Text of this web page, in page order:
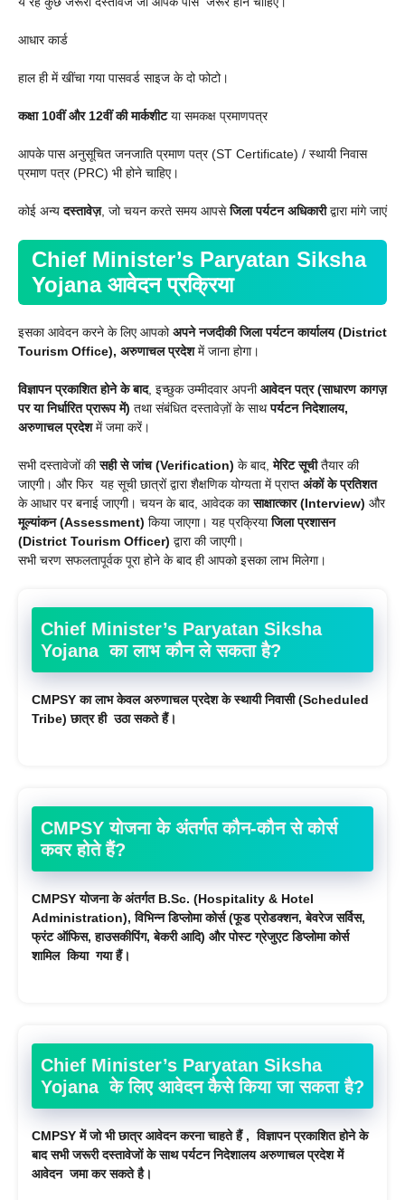
आधार कार्ड
हाल ही में खींचा गया पासवर्ड साइज के दो फोटो।
कक्षा 10वीं और 12वीं की मार्कशीटया समकक्ष प्रमाणपत्र
आपके पास अनुसूचित जनजाति प्रमाण पत्र (ST Certificate) / स्थायी निवास
प्रमाण पत्र (PRC) भी होने चाहिए।
कोई अन्यदस्तावेज़, जो चयन करते समय आपसेजिला पर्यटन अधिकारीद्वारा मांगे जाएं
Chief Minister’s Paryatan Siksha
Yojana आवेदन प्रक्रिया
इसका आवेदन करने के लिए आपकोअपने नजदीकी जिला पर्यटन कार्यालय (District
Tourism Office), अरुणाचल प्रदेशमें जाना होगा।
विज्ञापन प्रकाशित होने के बाद, इच्छुक उम्मीदवार अपनीआवेदन पत्र (साधारण कागज़
पर या निर्धारित प्रारूप में) तथा संबंधित दस्तावेज़ों के साथपर्यटन निदेशालय,
अरुणाचल प्रदेशमें जमा करें।
सभी दस्तावेजों कीसही से जांच (Verification) के बाद,मेरिट सूचीतैयार की
जाएगी। और फिर यह सूची छात्रों द्वारा शैक्षणिक योग्यता में प्राप्त अंकों के प्रतिशत
के आधार पर बनाई जाएगी। चयन के बाद, आवेदक कासाक्षात्कार (Interview) और
मूल्यांकन (Assessment) किया जाएगा। यह प्रक्रियाजिला प्रशासन
(District Tourism Officer) द्वारा की जाएगी।
सभी चरण सफलतापूर्वक पूरा होने के बाद ही आपको इसका लाभ मिलेगा।
Chief Minister’s Paryatan Siksha
Yojana का लाभ कौन ले सकता है?
CMPSY का लाभ केवल अरुणाचल प्रदेश के स्थायी निवासी (Scheduled
Tribe) छात्र ही उठा सकते हैं।
CMPSY योजना के अंतर्गत कौन-कौन से कोर्स
कवर होते हैं?
CMPSY योजना के अंतर्गत B.Sc. (Hospitality & Hotel
Administration), विभिन्न डिप्लोमा कोर्स (फूड प्रोडक्शन, बेवरेज सर्विस,
फ्रंट ऑफिस, हाउसकीपिंग, बेकरी आदि) और पोस्ट ग्रेजुएट डिप्लोमा कोर्स
शामिल किया गया हैं।
Chief Minister’s Paryatan Siksha
Yojana के लिए आवेदन कैसे किया जा सकता है?
CMPSY में जो भी छात्र आवेदन करना चाहते हैं , विज्ञापन प्रकाशित होने के
बाद सभी जरूरी दस्तावेजों के साथ पर्यटन निदेशालय अरुणाचल प्रदेश में
आवेदन जमा कर सकते है।